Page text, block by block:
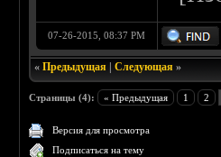
07-26-2015, 08:37 PM
«Предыдущая |Следующая »
Страницы (4): « Предыдущая 1 2
Версия для просмотра
Подписаться на тему